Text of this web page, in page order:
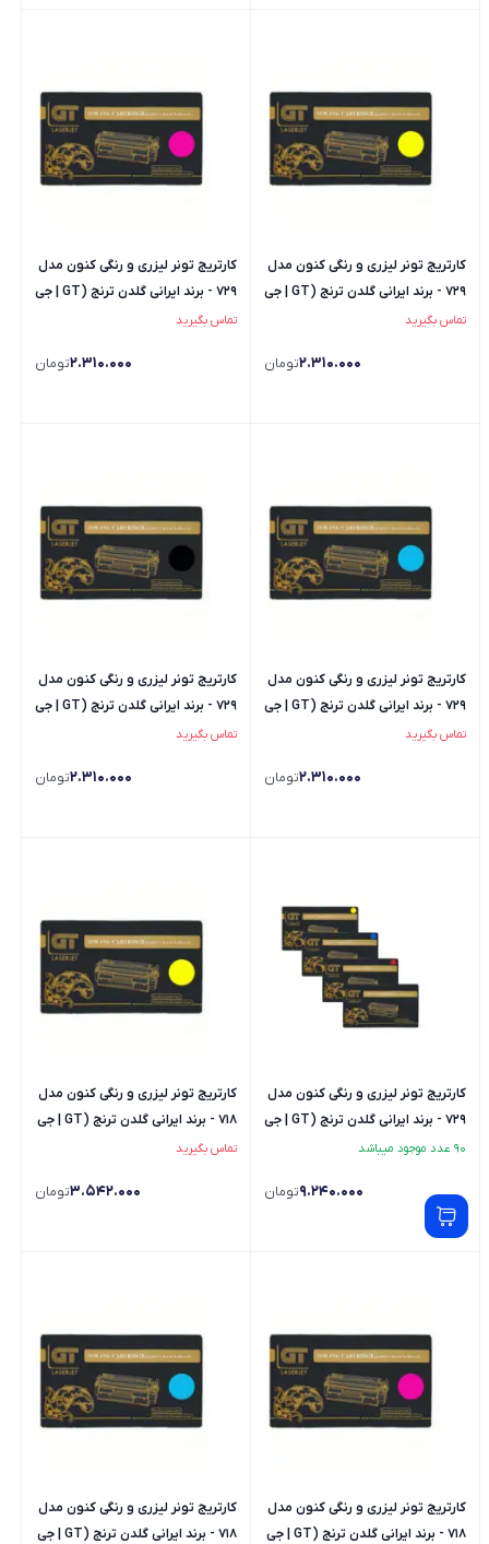
کارتریج تونر لیزری و رنگی کنون مدل
729 - برند ایرانی گلدن ترنج (GT | جی
تی) - رنگ زرد
تماس بگیرید
2.310.000تومان
کارتریج تونر لیزری و رنگی کنون مدل
729 - برند ایرانی گلدن ترنج (GT | جی
تی) - رنگ قرمز
تماس بگیرید
2.310.000تومان
کارتریج تونر لیزری و رنگی کنون مدل
729 - برند ایرانی گلدن ترنج (GT | جی
تی) - رنگ آبی
تماس بگیرید
2.310.000تومان
کارتریج تونر لیزری و رنگی کنون مدل
729 - برند ایرانی گلدن ترنج (GT | جی
تی) - رنگ مشکی
تماس بگیرید
2.310.000تومان
کارتریج تونر لیزری و رنگی کنون مدل
729 - برند ایرانی گلدن ترنج (GT | جی
تی) - ست کامل
90 عدد موجود میباشد
9.240.000تومان
کارتریج تونر لیزری و رنگی کنون مدل
718 - برند ایرانی گلدن ترنج (GT | جی
تی) - رنگ زرد
تماس بگیرید
3.542.000تومان
کارتریج تونر لیزری و رنگی کنون مدل
718 - برند ایرانی گلدن ترنج (GT | جی
کارتریج تونر لیزری و رنگی کنون مدل
718 - برند ایرانی گلدن ترنج (GT | جی